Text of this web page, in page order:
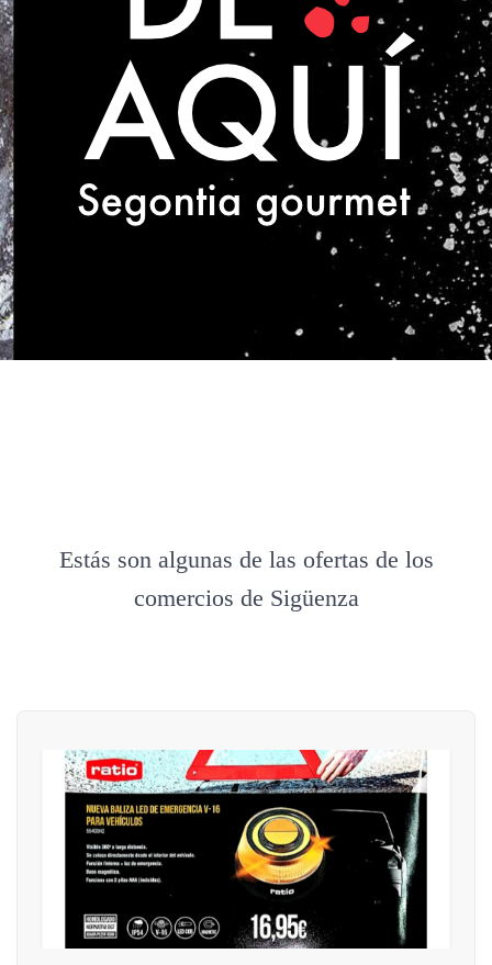
Estás son algunas de las ofertas de los
comercios de Sigüenza